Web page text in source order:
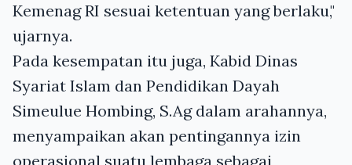
Kemenag RI sesuai ketentuan yang berlaku,"
ujarnya.
Pada kesempatan itu juga, Kabid Dinas
Syariat Islam dan Pendidikan Dayah
Simeulue Hombing, S.Ag dalam arahannya,
menyampaikan akan pentingannya izin
operasional suatu lembaga sebagai